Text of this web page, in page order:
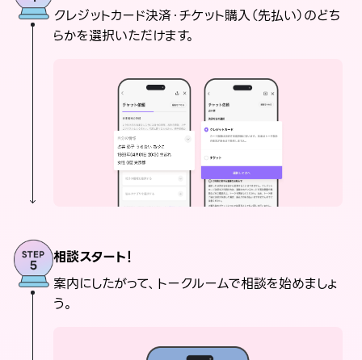
クレジットカード決済・チケット購入（先払い）のどち
らかを選択いただけます。
相談スタート！
案内にしたがって、トークルームで相談を始めましょ
う。